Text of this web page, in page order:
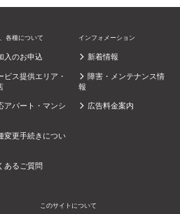
各種について
入のお申込
ビス提供エリア・
アパート・マンシ
変更手続きについ
あるご質問
インフォメーション
新着情報
障害・メンテナンス情
報
広告料金案内
このサイトについて